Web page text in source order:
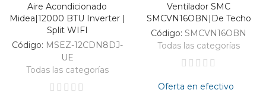
Aire Acondicionado
Midea|12000 BTU Inverter |
Split WIFI
Código: MSEZ-12CDN8DJ-
UE
Todas las categorías
Ventilador SMC
SMCVN16OBN|De Techo
Código: SMCVN16OBN
Todas las categorías
Oferta en efectivo